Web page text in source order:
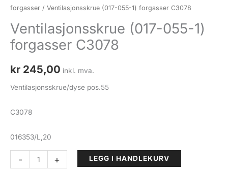
forgasser / Ventilasjonsskrue (017-055-1) forgasser C3078
Ventilasjonsskrue (017-055-1)
forgasser C3078
kr 245,00 inkl. mva.
Ventilasjonsskrue/dyse pos.55
C3078
016353/L,20
-
Ventilasjonsskrue
(017-
+ LEGG I HANDLEKURV